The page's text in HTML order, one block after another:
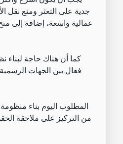
جدية على التعثر ومنع نقل
عمالية واسعة، إضافة إلى
كما أن هناك حاجة لبناء
فعال بين الجهات
المطلوب اليوم بناء
من التركيز على ملاحقة